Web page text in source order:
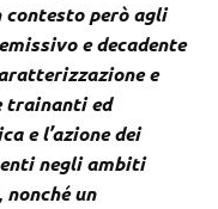
contesto però agli
e decadente
e
trainanti ed
e l’azione dei
negli ambiti
un